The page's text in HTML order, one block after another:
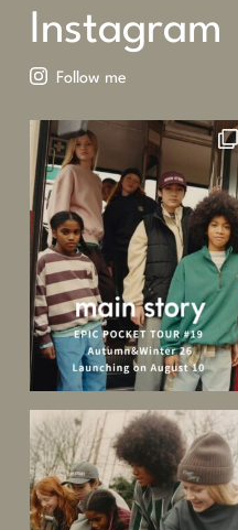
Instagram
Follow me